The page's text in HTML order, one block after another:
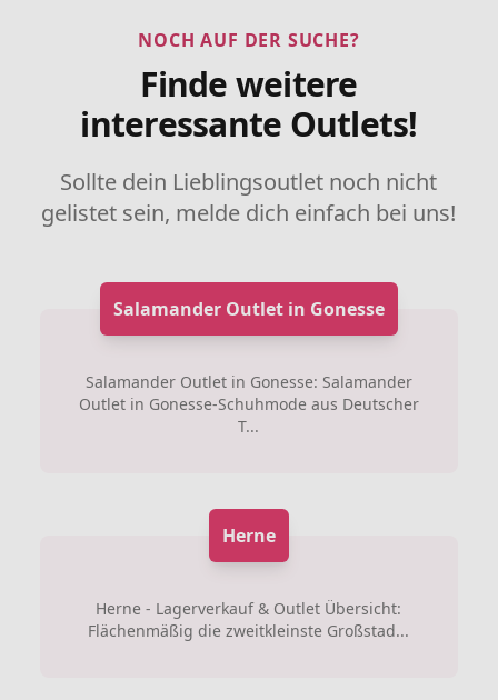
NOCH AUF DER SUCHE?
Finde weitere
interessante Outlets!
Sollte dein Lieblingsoutlet noch nicht
gelistet sein, melde dich einfach bei uns!
Salamander Outlet in Gonesse
Salamander Outlet in Gonesse: Salamander
Outlet in Gonesse-Schuhmode aus Deutscher
T...
Herne
Herne - Lagerverkauf & Outlet Übersicht:
Flächenmäßig die zweitkleinste Großstad...